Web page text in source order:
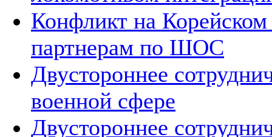
Конфликт на
партнерам по ШОС
Двустороннее
военной сфере
Двустороннее